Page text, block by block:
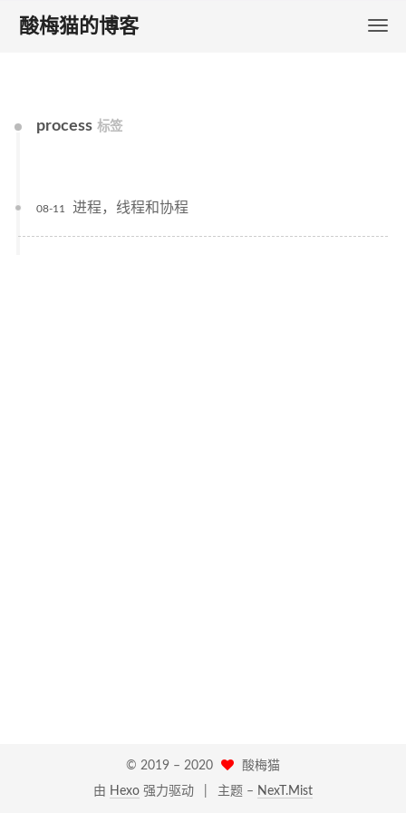
酸梅猫的博客
process 标签
进程，线程和协程
08-11
© 2019 – 2020
酸梅猫
由 Hexo 强力驱动 主题 – NexT.Mist